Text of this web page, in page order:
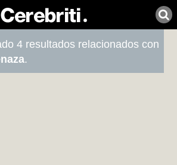
4 resultados relacionados con
.